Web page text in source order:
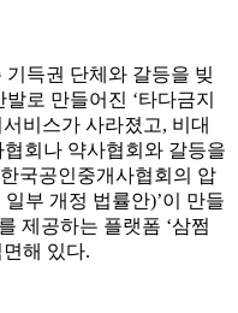
득권 단체와 갈등을 빚
로 만들어진 ‘타다금지
비스가 사라졌고, 비대
협회나 약사협회와 갈등을
국공인중개사협회의 압
부 개정 법률안)’이 만들
제공하는 플랫폼 ‘삼쩜
해 있다.